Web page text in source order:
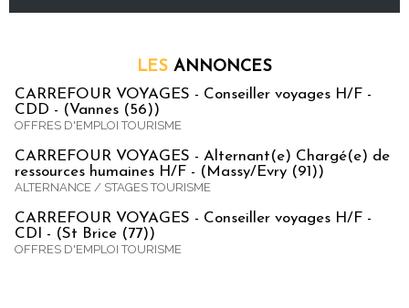
LES ANNONCES
CARREFOUR VOYAGES - Conseiller voyages H/F -
CDD - (Vannes (56))
OFFRES D'EMPLOI TOURISME
CARREFOUR VOYAGES - Alternant(e) Chargé(e) de
ressources humaines H/F - (Massy/Evry (91))
ALTERNANCE / STAGES TOURISME
CARREFOUR VOYAGES - Conseiller voyages H/F -
CDI - (St Brice (77))
OFFRES D'EMPLOI TOURISME